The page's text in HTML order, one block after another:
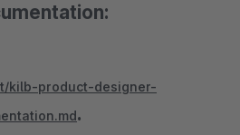
kilb-product-designer-
.